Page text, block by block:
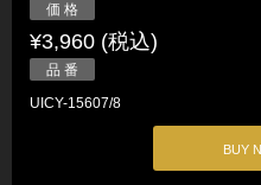
価 格
¥3,960 (税込)
品 番
UICY-15607/8
BUY